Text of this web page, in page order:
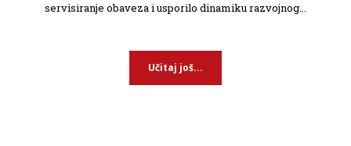
servisiranje obaveza i usporilo dinamiku razvojnog...
Učitaj još...